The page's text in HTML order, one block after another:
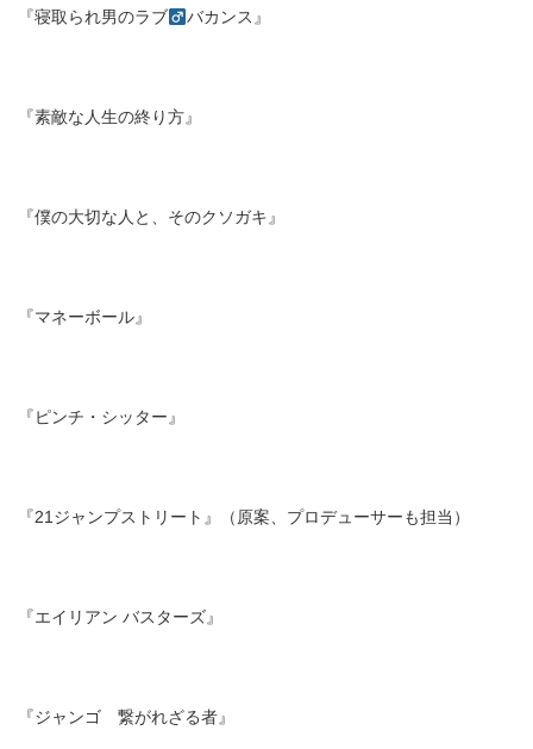
『寝取られ男のラブ バカンス』
『素敵な人生の終り方』
『僕の大切な人と、そのクソガキ』
『マネーボール』
『ピンチ・シッター』
『21ジャンプストリート』（原案、プロデューサーも担当）
『エイリアン バスターズ』
『ジャンゴ 繋がれざる者』